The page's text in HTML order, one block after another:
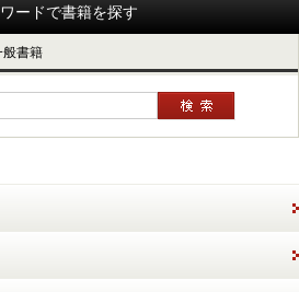
ードで書籍を探す
般書籍